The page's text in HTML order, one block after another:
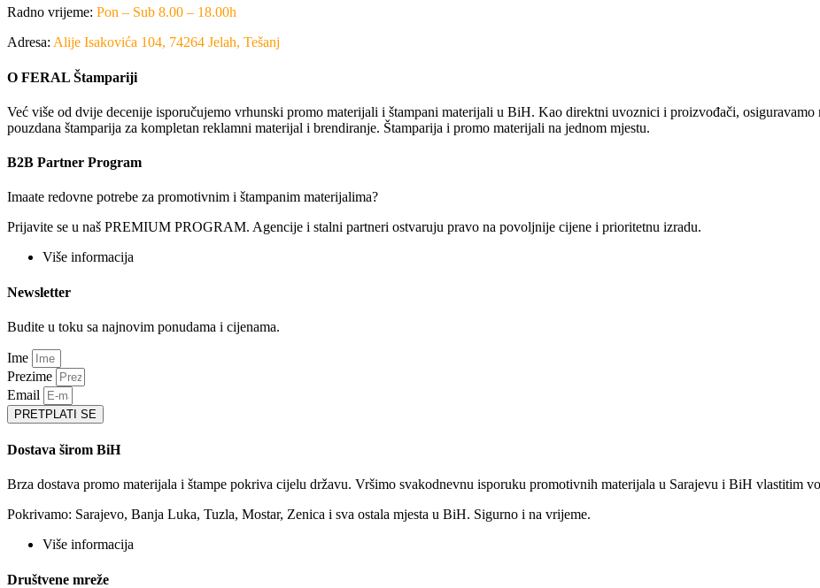
Radno vrijeme: Pon – Sub 8.00 – 18.00h
Adresa: Alije Isakovića 104, 74264 Jelah, Tešanj
O FERAL Štampariji
Već više od dvije decenije isporučujemo vrhunski promo materijali i štampani materijali u BiH. Kao direktni uvoznici i proizvođači,
pouzdana štamparija za kompletan reklamni materijal i brendiranje. Štamparija i promo materijali na jednom mjestu.
B2B Partner Program
Imaate redovne potrebe za promotivnim i štampanim materijalima?
Prijavite se u naš PREMIUM PROGRAM. Agencije i stalni partneri ostvaruju pravo na povoljnije cijene i prioritetnu izradu.
Više informacija
Newsletter
Budite u toku sa najnovim ponudama i cijenama.
Ime
Prezime
Email
PRETPLATI SE
Dostava širom BiH
Brza dostava promo materijala i štampe pokriva cijelu državu. Vršimo svakodnevnu isporuku promotivnih materijala u Sarajevu i BiH vlastitim
Pokrivamo: Sarajevo, Banja Luka, Tuzla, Mostar, Zenica i sva ostala mjesta u BiH. Sigurno i na vrijeme.
Više informacija
Društvene mreže